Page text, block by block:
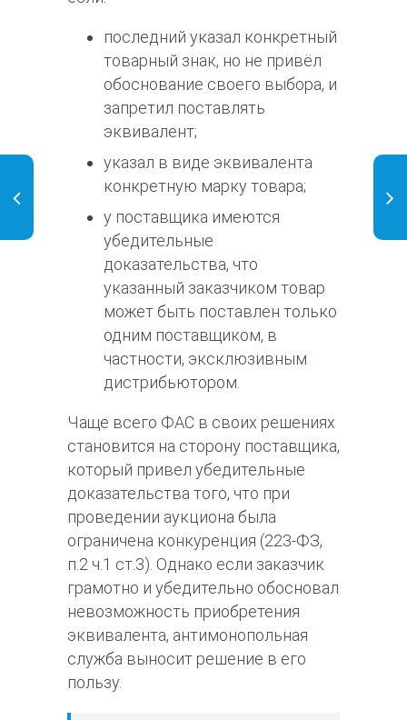
последний указал конкретный
товарный знак, но не привёл
обоснование своего выбора, и
запретил поставлять
эквивалент;
указал в виде эквивалента
конкретную марку товара;
у поставщика имеются
убедительные
доказательства, что
указанный заказчиком товар
может быть поставлен только
одним поставщиком, в
частности, эксклюзивным
дистрибьютором.
Чаще всего ФАС в своих решениях
становится на сторону поставщика,
который привел убедительные
доказательства того, что при
проведении аукциона была
ограничена конкуренция (223-ФЗ,
п.2 ч.1 ст.3). Однако если заказчик
грамотно и убедительно обосновал
невозможность приобретения
эквивалента, антимонопольная
служба выносит решение в его
пользу.